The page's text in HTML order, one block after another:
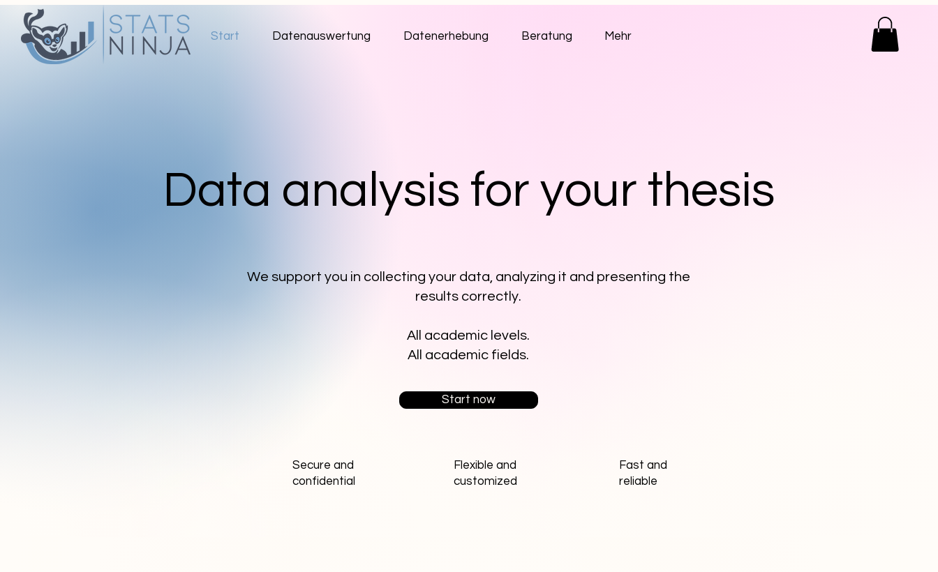
Start Datenauswertung Datenerhebung Beratung Mehr
Data analysis for your thesis
We support you in collecting your data, analyzing it and presenting the
results correctly.
All academic levels.
All academic fields.
Start now
Secure and
confidential
Flexible and
customized
Fast and
reliable